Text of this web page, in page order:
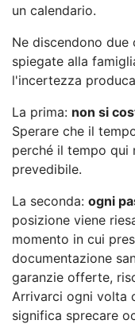
un calendario.
Ne discendono due
spiegate alla
l'incertezza
La prima: non si
Sperare che il
perché il tempo qui
prevedibile.
La seconda: ogni
posizione viene
momento in cui
documentazione
garanzie offerte,
Arrivarci ogni volta
significa sprecare